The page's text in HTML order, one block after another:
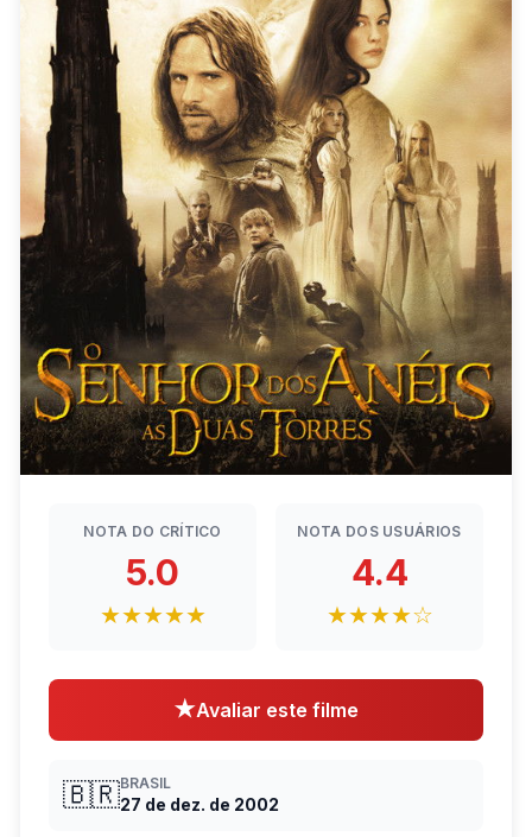
NOTA DO CRÍTICO
5.0
★★★★★
NOTA DOS USUÁRIOS
4.4
★★★★☆
★Avaliar este filme
🇧🇷BRASIL
27 de dez. de 2002